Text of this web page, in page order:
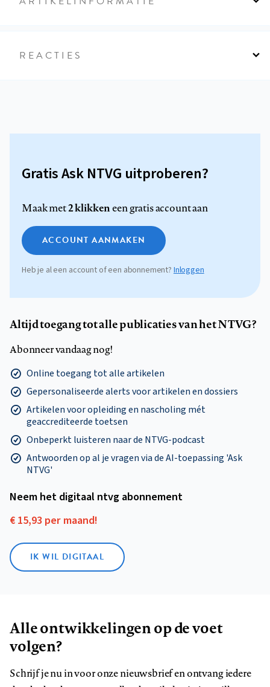
REACTIES
Gratis Ask NTVG uitproberen?
Maak met2 klikkeneen gratis account aan
ACCOUNT AANMAKEN
Heb je al een account of een abonnement? Inloggen
Altijd toegang tot alle publicaties van het NTVG?
Abonneer vandaag nog!
Online toegang tot alle artikelen
Gepersonaliseerde alerts voor artikelen en dossiers
Artikelen voor opleiding en nascholing mét
geaccrediteerde toetsen
Onbeperkt luisteren naar de NTVG-podcast
Antwoorden op al je vragen via de AI-toepassing 'Ask
NTVG'
Neem het digitaal ntvg abonnement
€ 15,93 per maand!
IK WIL DIGITAAL
Alle ontwikkelingen op de voet
volgen?
Schrijf je nu in voor onze nieuwsbrief en ontvang iedere